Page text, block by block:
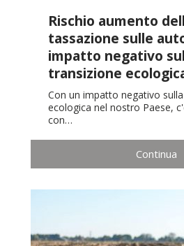
Rischio aumento
tassazione sulle
impatto negativo
transizione
Con un impatto negativo
ecologica nel nostro Paese,
con…
Continua